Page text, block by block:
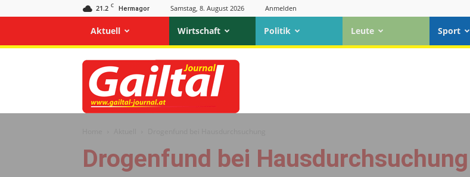
21.2 C Hermagor Samstag, 8. August 2026 Anmelden
Aktuell Wirtschaft Politik Leute Sport
Gailtal
Journal
Drogenfund bei Hausdurchsuchung